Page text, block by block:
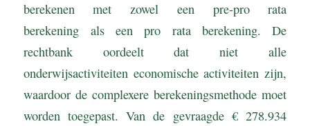
berekenen met zowel een pre-pro rata
berekening als een pro rata berekening. De
rechtbank oordeelt dat niet alle
onderwijsactiviteiten economische activiteiten zijn,
waardoor de complexere berekeningsmethode moet
worden toegepast. Van de gevraagde € 278.934